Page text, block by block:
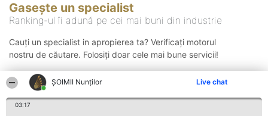
ȘOIMII Nunților Live chat
03:17
Gasește un specialist
Ranking-ul îi adună pe cei mai buni din industrie
Cauți un specialist in apropierea ta? Verificați motorul
nostru de căutare. Folosiți doar cele mai bune servicii!